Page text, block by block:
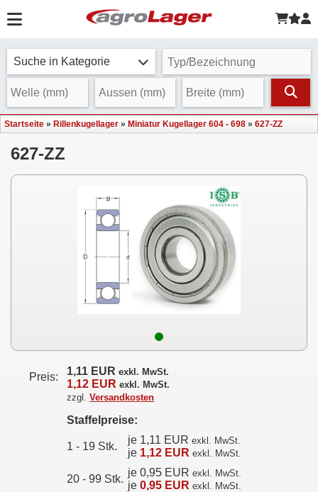
Suche in Kategorie
Startseite » Rillenkugellager » Miniatur Kugellager 604 - 698 » 627-ZZ
627-ZZ
Preis: 1,11 EUR exkl. MwSt.
1,12 EUR exkl. MwSt.
zzgl. Versandkosten
Staffelpreise:
1 - 19 Stk.
je 1,11 EUR exkl. MwSt.
je 1,12 EUR exkl. MwSt.
20 - 99 Stk.
je 0,95 EUR exkl. MwSt.
je 0,95 EUR exkl. MwSt.